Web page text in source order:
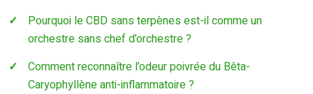
Pourquoi le CBD sans terpènes est-il comme un
orchestre sans chef d’orchestre ?
Comment reconnaître l’odeur poivrée du Bêta-
Caryophyllène anti-inflammatoire ?